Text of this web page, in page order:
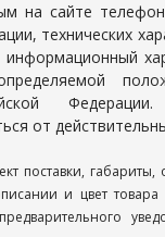
на сайте
технических
от
поставки, габариты,
и цвет